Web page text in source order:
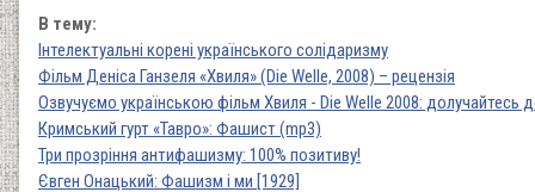
В тему:
Інтелектуальні корені українського солідаризму
Фільм Деніса Ганзеля «Хвиля» (Die Welle, 2008) – рецензія
Озвучуємо українською фільм Хвиля - Die Welle 2008: долучайтесь
Кримський гурт «Тавро»: Фашист (mp3)
Три прозріння антифашизму: 100% позитиву!
Євген Онацький: Фашизм і ми [1929]